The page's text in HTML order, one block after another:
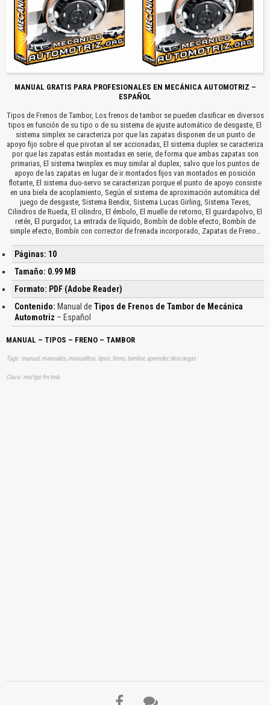
MANUAL GRATIS PARA PROFESIONALES EN MECÁNICA AUTOMOTRIZ –
ESPAÑOL
Tipos de Frenos de Tambor, Los frenos de tambor se pueden clasificar en diversos
tipos en función de su tipo o de su sistema de ajuste automático de desgaste, El
sistema simplex se caracteriza por que las zapatas disponen de un punto de
apoyo fijo sobre el que pivotan al ser accionadas, El sistema duplex se caracteriza
por que las zapatas están montadas en serie, de forma que ambas zapatas son
primarias, El sistema twinplex es muy similar al duplex, salvo que los puntos de
apoyo de las zapatas en lugar de ir montados fijos van montados en posición
flotante, El sistema duo-servo se caracterizan porque el punto de apoyo consiste
en una biela de acoplamiento, Según el sistema de aproximación automática del
juego de desgaste, Sistema Bendix, Sistema Lucas Girling, Sistema Teves,
Cilindros de Rueda, El cilindro, El émbolo, El muelle de retorno, El guardapolvo, El
retén, El purgador, La entrada de líquido, Bombín de doble efecto, Bombín de
simple efecto, Bombín con corrector de frenada incorporado, Zapatas de Freno…
Páginas: 10
Tamaño: 0.99 MB
Formato: PDF (Adobe Reader)
Contenido: Manual de Tipos de Frenos de Tambor de Mecánica
Automotriz – Español
MANUAL – TIPOS – FRENO – TAMBOR
Tags: manual, manuales, manualitos, tipos, freno, tambor, aprender, descargas
Clave: mnl tpo frn tmb